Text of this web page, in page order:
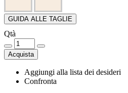
GUIDA ALLE TAGLIE
Qtà
Acquista
Aggiungi alla lista dei desideri
Confronta